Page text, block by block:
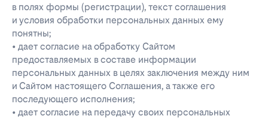
в полях формы (регистрации), текст соглашения
и условия обработки персональных данных ему
понятны;
• дает согласие на обработку Сайтом
предоставляемых в составе информации
персональных данных в целях заключения между ним
и Сайтом настоящего Соглашения, а также его
последующего исполнения;
• дает согласие на передачу своих персональных